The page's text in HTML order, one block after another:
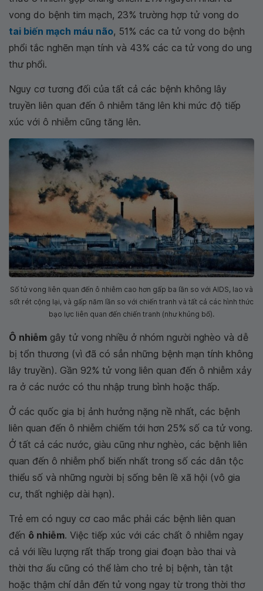
vong do bệnh tim mạch, 23% trường hợp tử vong do
tai biến mạch máu não, 51% các ca tử vong do bệnh
phổi tắc nghẽn mạn tính và 43% các ca tử vong do ung
thư phổi.
Nguy cơ tương đối của tất cả các bệnh không lây
truyền liên quan đến ô nhiễm tăng lên khi mức độ tiếp
xúc với ô nhiễm cũng tăng lên.
Số tử vong liên quan đến ô nhiễm cao hơn gấp ba lần so với AIDS, lao và
sốt rét cộng lại, và gấp năm lần so với chiến tranh và tất cả các hình thức
bạo lực liên quan đến chiến tranh (như khủng bố).
Ô nhiễm gây tử vong nhiều ở nhóm người nghèo và dễ
bị tổn thương (vì đã có sẳn những bệnh mạn tính không
lây truyền). Gần 92% tử vong liên quan đến ô nhiễm xảy
ra ở các nước có thu nhập trung bình hoặc thấp.
Ở các quốc gia bị ảnh hưởng nặng nề nhất, các bệnh
liên quan đến ô nhiễm chiếm tới hơn 25% số ca tử vong.
Ở tất cả các nước, giàu cũng như nghèo, các bệnh liên
quan đến ô nhiễm phổ biến nhất trong số các dân tộc
thiểu số và những người bị sống bên lề xã hội (vô gia
cư, thất nghiệp dài hạn).
Trẻ em có nguy cơ cao mắc phải các bệnh liên quan
đến ô nhiễm. Việc tiếp xúc với các chất ô nhiễm ngay
cả với liều lượng rất thấp trong giai đoạn bào thai và
thời thơ ấu cũng có thể làm cho trẻ bị bệnh, tàn tật
hoặc thậm chí dẫn đến tử vong ngay từ trong thời thơ